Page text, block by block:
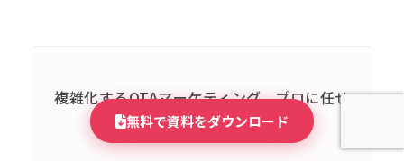
複雑化するOTAマーケティング、プロに任せ
て収益を最大化しませんか？
無料で資料をダウンロード